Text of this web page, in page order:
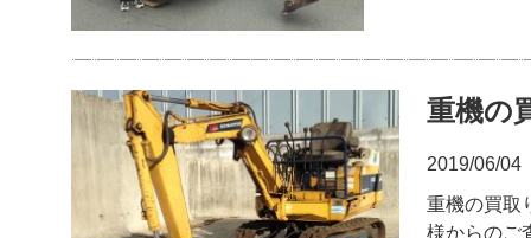
重機の
2019/06/04
重機の買取
様からのご